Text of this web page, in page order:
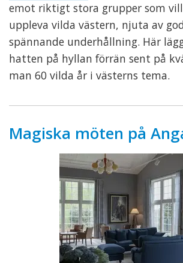
emot riktigt stora grupper som
uppleva vilda västern, njuta av
spännande underhållning. Här
hatten på hyllan förrän sent på
man 60 vilda år i västerns tema.
Magiska möten på